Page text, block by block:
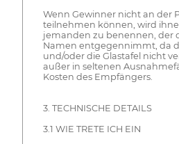
Wenn Gewinner nicht an der
teilnehmen können, wird
jemanden zu benennen, der
Namen entgegennimmt, da
und/oder die Glastafel nicht
außer in seltenen
Kosten des Empfängers.
3. TECHNISCHE DETAILS
3.1 WIE TRETE ICH EIN